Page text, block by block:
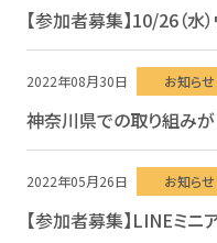
2022年08月30日 お知らせ
神奈川県での取り組み
2022年05月26日 お知らせ